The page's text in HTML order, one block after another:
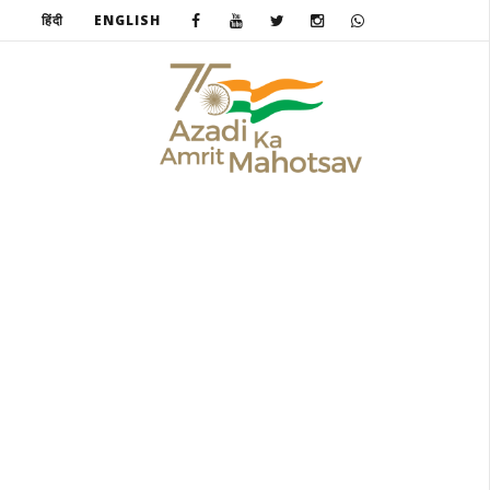
हिंदी ENGLISH